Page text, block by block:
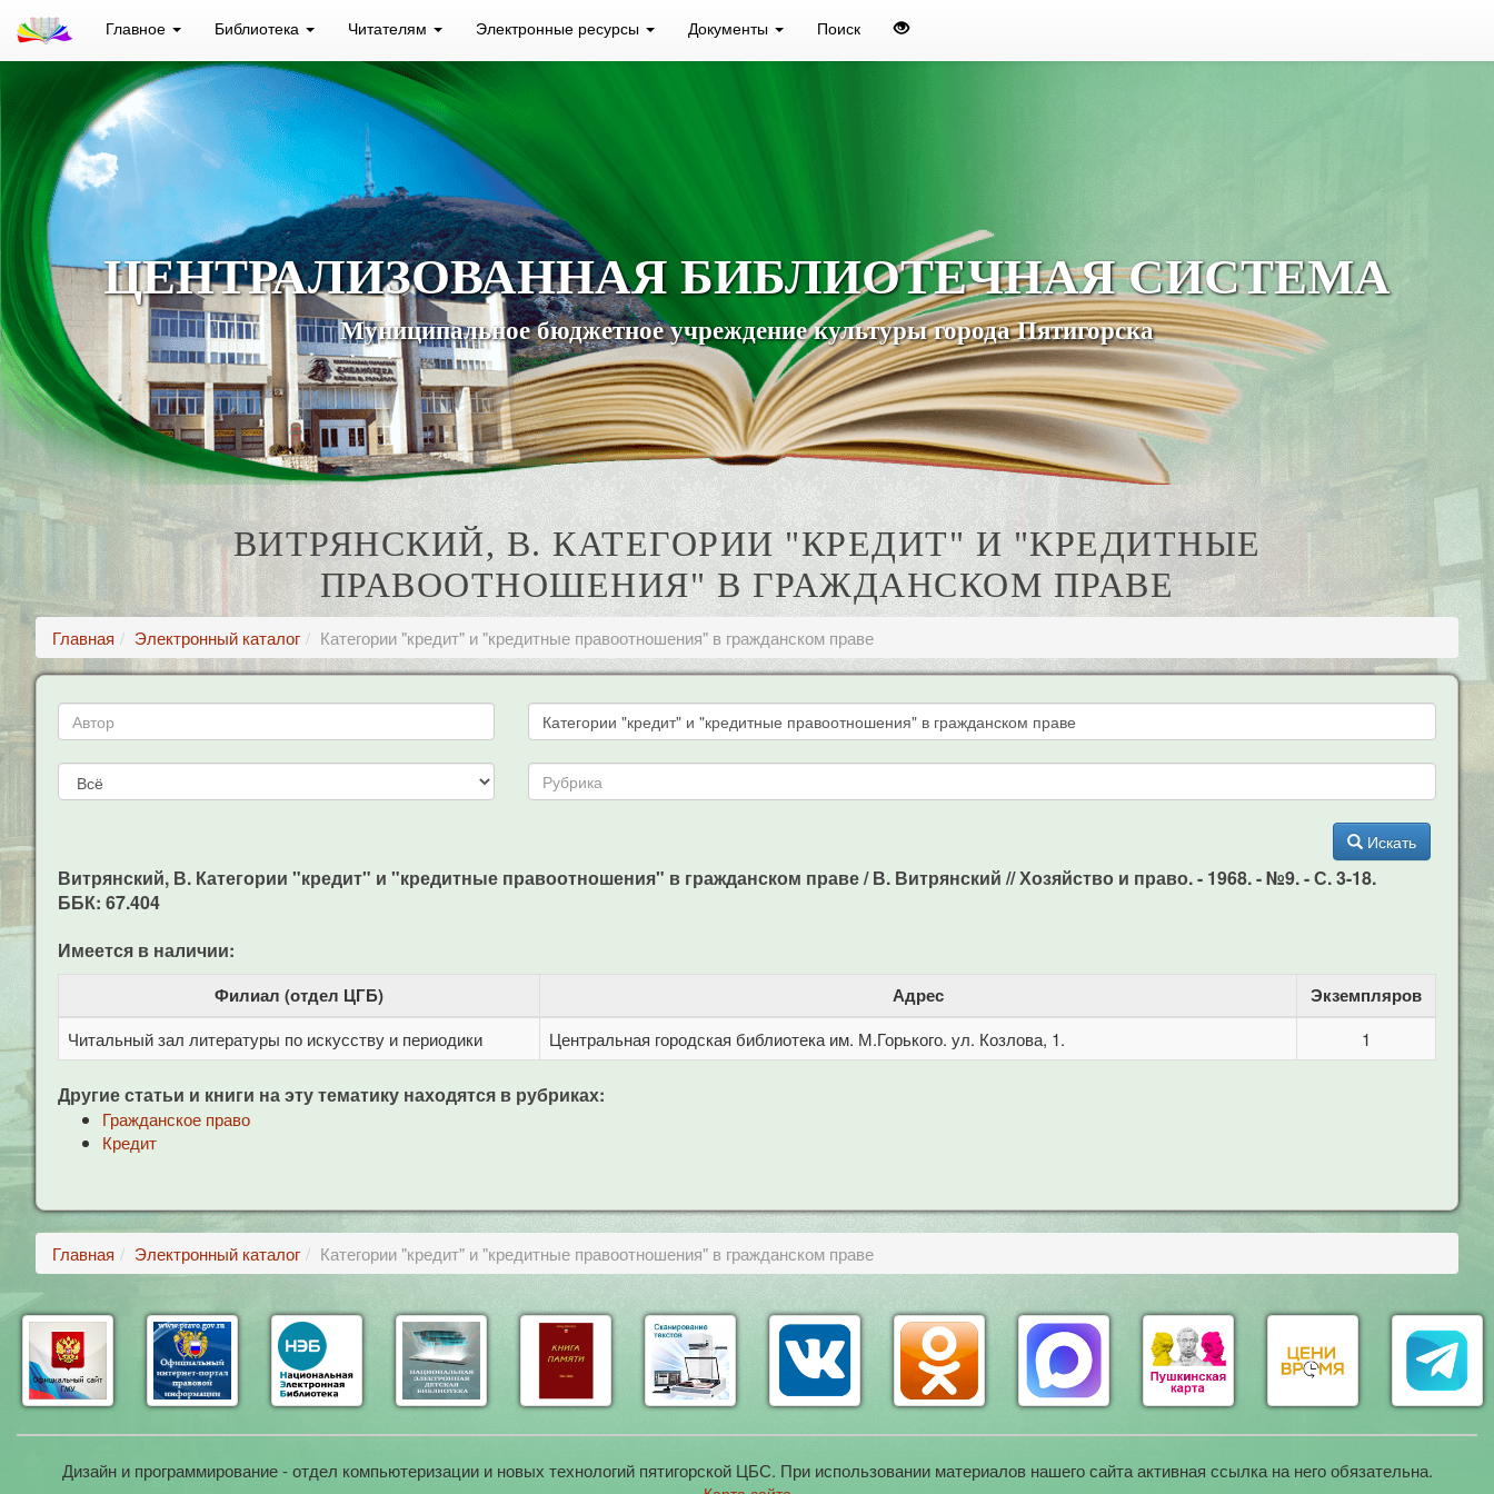
Главное Библиотека Читателям Электронные ресурсы Документы Поиск
ЦЕНТРАЛИЗОВАННАЯ БИБЛИОТЕЧНАЯ СИСТЕМА
Муниципальное бюджетное учреждение культуры города Пятигорска
ВИТРЯНСКИЙ, В. КАТЕГОРИИ "КРЕДИТ" И "КРЕДИТНЫЕ
ПРАВООТНОШЕНИЯ" В ГРАЖДАНСКОМ ПРАВЕ
Главная Электронный каталог Категории "кредит" и "кредитные правоотношения" в гражданском праве
Искать
Витрянский, В. Категории "кредит" и "кредитные правоотношения" в гражданском праве / В. Витрянский // Хозяйство и право. - 1968. - №9. - С. 3-18.
ББК: 67.404
Имеется в наличии:
Филиал (отдел ЦГБ) Адрес Экземпляров
Читальный зал литературы по искусству и периодики Центральная городская библиотека им. М.Горького. ул. Козлова, 1. 1
Другие статьи и книги на эту тематику находятся в рубриках:
Гражданское право
Кредит
Главная Электронный каталог Категории "кредит" и "кредитные правоотношения" в гражданском праве
Дизайн и программирование - отдел компьютеризации и новых технологий пятигорской ЦБС. При использовании материалов нашего сайта активная ссылка на него обязательна.